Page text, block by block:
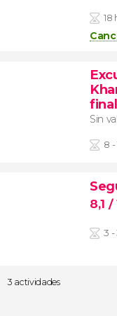
18
Sin
8 -
8,1 /
3 -
3 actividades